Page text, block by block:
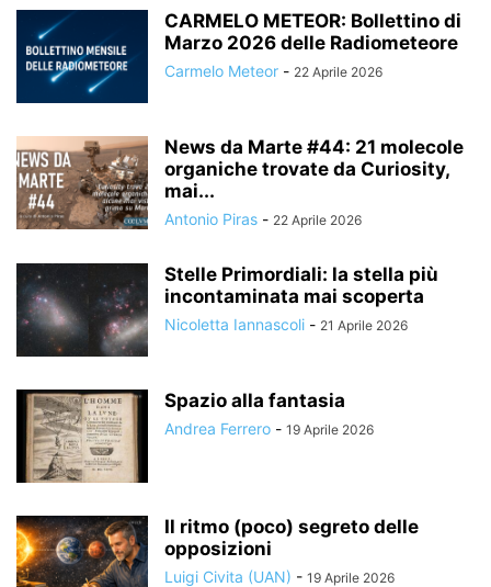
CARMELO METEOR: Bollettino di
Marzo 2026 delle Radiometeore
Carmelo Meteor - 22 Aprile 2026
News da Marte #44: 21 molecole
organiche trovate da Curiosity,
mai...
Antonio Piras - 22 Aprile 2026
Stelle Primordiali: la stella più
incontaminata mai scoperta
Nicoletta Iannascoli - 21 Aprile 2026
Spazio alla fantasia
Andrea Ferrero - 19 Aprile 2026
Il ritmo (poco) segreto delle
opposizioni
Luigi Civita (UAN) - 19 Aprile 2026